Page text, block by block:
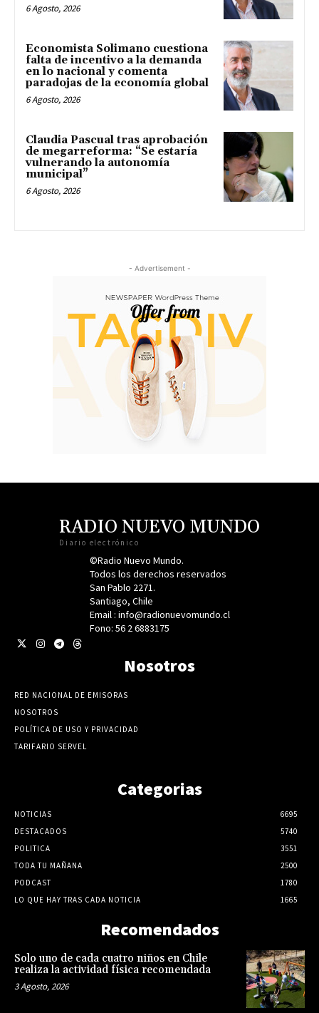
6 Agosto, 2026
Economista Solimano cuestiona
falta de incentivo a la demanda
en lo nacional y comenta
paradojas de la economía global
6 Agosto, 2026
Claudia Pascual tras aprobación
de megarreforma: “Se estaría
vulnerando la autonomía
municipal”
6 Agosto, 2026
- Advertisement -
RADIO NUEVO MUNDO
Diario electrónico
©Radio Nuevo Mundo.
Todos los derechos reservados
San Pablo 2271.
Santiago, Chile
Email : info@radionuevomundo.cl
Fono: 56 2 6883175
Nosotros
RED NACIONAL DE EMISORAS
NOSOTROS
POLÍTICA DE USO Y PRIVACIDAD
TARIFARIO SERVEL
Categorias
NOTICIAS
6695
DESTACADOS
5740
POLITICA
3551
TODA TU MAÑANA
2500
PODCAST
1780
LO QUE HAY TRAS CADA NOTICIA
1665
Recomendados
Solo uno de cada cuatro niños en Chile
realiza la actividad física recomendada
3 Agosto, 2026